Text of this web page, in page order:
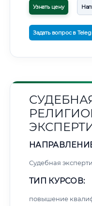
Узнать цену
Задать вопрос в
Судебная
ТИП КУРСОВ:
повышение